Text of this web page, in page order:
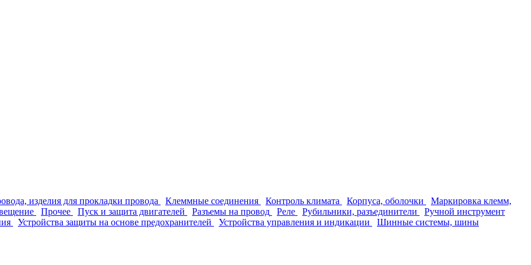
изделия для прокладки провода Клеммные соединения Контроль климата Корпуса, оболочки
Маркировка клемм,
Прочее Пуск и защита двигателей Разъемы на провод Реле Рубильники, разъединители
Ручной инструмент
Устройства защиты на основе предохранителей Устройства управления и индикации
Шинные системы, шины